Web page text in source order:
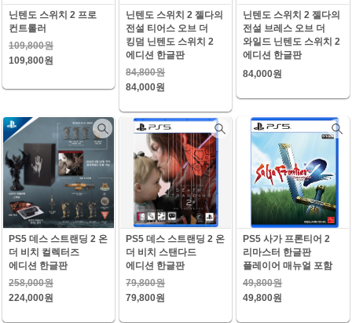
닌텐도 스위치 2 프로
컨트롤러
109,800원
109,800원
닌텐도 스위치 2 젤다의
전설 티어스 오브 더
킹덤 닌텐도 스위치 2
에디션 한글판
84,800원
84,000원
닌텐도 스위치 2 젤다의
전설 브레스 오브 더
와일드 닌텐도 스위치 2
에디션 한글판
84,000원
PS5 데스 스트랜딩 2 온
더 비치 컬렉터즈
에디션 한글판
258,000원
224,000원
PS5 데스 스트랜딩 2 온
더 비치 스탠다드
에디션 한글판
79,800원
79,800원
PS5 사가 프론티어 2
리마스터 한글판
플레이어 매뉴얼 포함
49,800원
49,800원